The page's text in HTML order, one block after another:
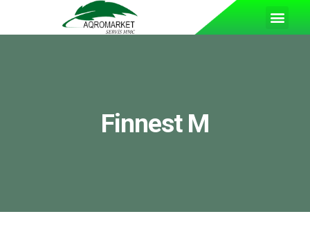
Finnest M